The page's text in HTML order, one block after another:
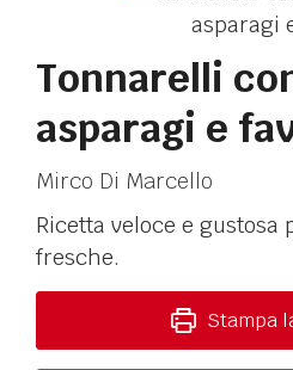
Tonnarelli
asparagi e
Mirco Di Marcello
Ricetta veloce e gustosa
fresche.
Stampa